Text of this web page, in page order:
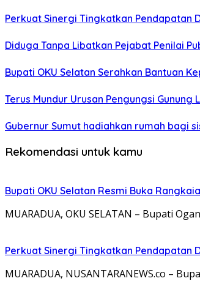
Perkuat Sinergi Tingkatkan Pendapatan
Diduga Tanpa Libatkan Pejabat Penilai
Bupati OKU Selatan Serahkan Bantuan
Terus Mundur Urusan Pengungsi
Gubernur Sumut hadiahkan rumah bagi
Rekomendasi untuk kamu
Bupati OKU Selatan Resmi Buka
MUARADUA, OKU SELATAN – Bupati
Perkuat Sinergi Tingkatkan Pendapatan
MUARADUA, NUSANTARANEWS.co –